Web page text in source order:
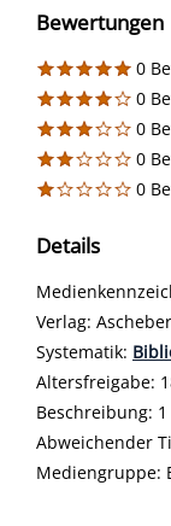
Bewertungen
0
0
0
0
0
Details
Suche nach
Verlag:
opens in new
Diesen Link in
Systematik:
Suche nach
Altersfreigabe:
Beschreibung:
Suche nach
Abweichender
Mediengruppe: